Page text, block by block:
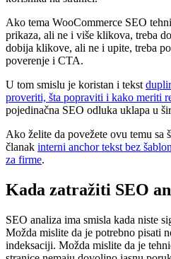
Ako tema WooCommerce SEO
prikaza, ali ne i više klikova, treba
dobija klikove, ali ne i upite, treba
poverenje i CTA.
U tom smislu je koristan i tekst
proveriti, šta popraviti i kako meriti
pojedinačna SEO odluka uklapa u
Ako želite da povežete ovu temu sa
članak interni anchor tekst bez
za firme.
Kada zatražiti SEO
SEO analiza ima smisla kada niste
Možda mislite da je potrebno pisati
indeksaciji. Možda mislite da je